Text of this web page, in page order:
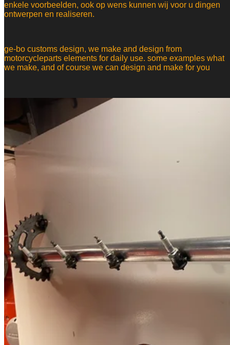
enkele voorbeelden, ook op wens kunnen wij voor u dingen
ontwerpen en realiseren.
ge-bo customs design, we make and design from
motorcycleparts elements for daily use. some examples what
we make, and of course we can design and make for you